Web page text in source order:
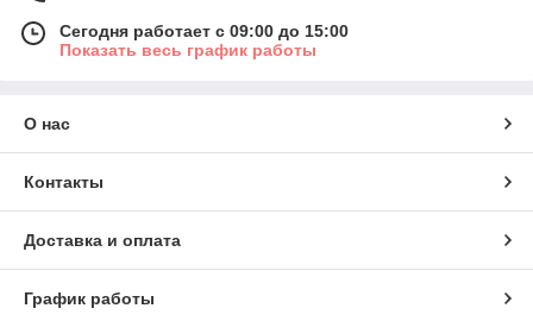
Сегодня работает с 09:00 до 15:00
Показать весь график работы
О нас
Контакты
Доставка и оплата
График работы